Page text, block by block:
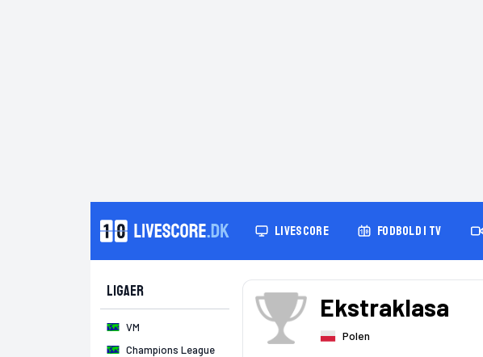
LIVESCORE FODBOLD I TV
Ekstraklasa
Polen
Ligaer
VM
Champions League